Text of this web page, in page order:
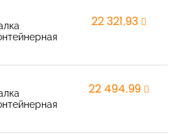
22 321,93
22 494,99